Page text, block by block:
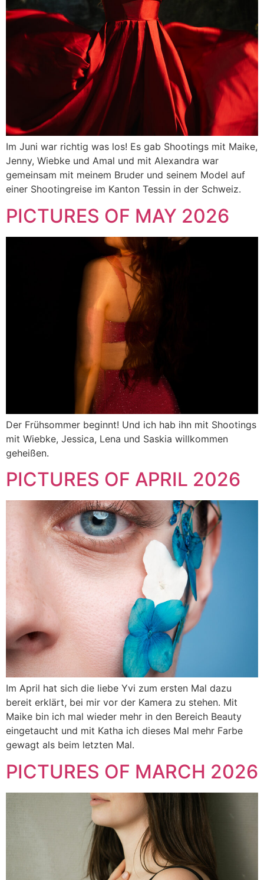
Im Juni war richtig was los! Es gab Shootings mit Maike,
Jenny, Wiebke und Amal und mit Alexandra war
gemeinsam mit meinem Bruder und seinem Model auf
einer Shootingreise im Kanton Tessin in der Schweiz.
PICTURES OF MAY 2026
Der Frühsommer beginnt! Und ich hab ihn mit Shootings
mit Wiebke, Jessica, Lena und Saskia willkommen
geheißen.
PICTURES OF APRIL 2026
Im April hat sich die liebe Yvi zum ersten Mal dazu
bereit erklärt, bei mir vor der Kamera zu stehen. Mit
Maike bin ich mal wieder mehr in den Bereich Beauty
eingetaucht und mit Katha ich dieses Mal mehr Farbe
gewagt als beim letzten Mal.
PICTURES OF MARCH 2026